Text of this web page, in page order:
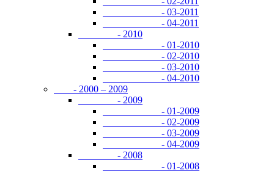
- 03-2011
- 04-2011
- 2010
- 01-2010
- 02-2010
- 03-2010
- 04-2010
- 2000 – 2009
- 2009
- 01-2009
- 02-2009
- 03-2009
- 04-2009
- 2008
- 01-2008